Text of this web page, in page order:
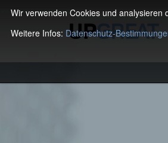
Wir verwenden Cookies und
Weitere Infos: Datenschutz-